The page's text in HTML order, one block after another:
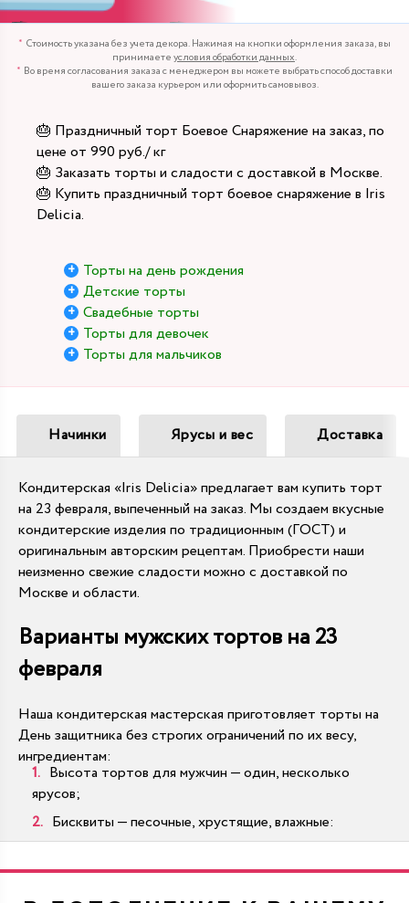
Стоимость указана без учета декора. Нажимая на кнопки оформления заказа, вы
принимаетеусловия обработки данных.
Во время согласования заказа с менеджером вы можете выбрать способ доставки
вашего заказа курьером или оформить самовывоз.
🎂 Праздничный торт Боевое Снаряжение на заказ, по
цене от 990 руб./ кг
🎂 Заказать торты и сладости с доставкой в Москве.
🎂 Купить праздничный торт боевое снаряжение в Iris
Delicia.
Торты на день рождения
Детские торты
Свадебные торты
Торты для девочек
Торты для мальчиков
Начинки Ярусы и вес Доставка
Кондитерская «Iris Delicia» предлагает вам купить торт
на 23 февраля, выпеченный на заказ. Мы создаем вкусные
кондитерские изделия по традиционным (ГОСТ) и
оригинальным авторским рецептам. Приобрести наши
неизменно свежие сладости можно с доставкой по
Москве и области.
Варианты мужских тортов на 23
февраля
Наша кондитерская мастерская приготовляет торты на
День защитника без строгих ограничений по их весу,
ингредиентам:
Высота тортов для мужчин — один, несколько
ярусов;
Бисквиты — песочные, хрустящие, влажные:
шоколадные, морковные, творожные, прочие;
Начинки — муссовые, ягодные, сливочные,